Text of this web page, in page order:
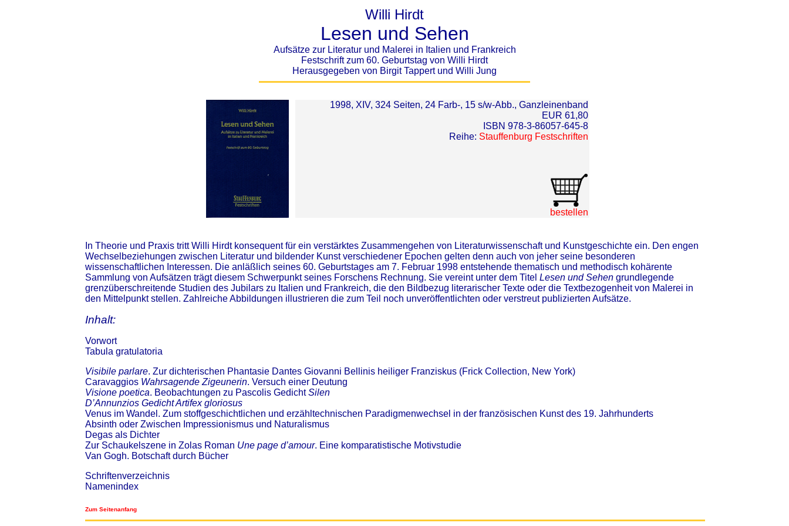
Willi Hirdt
Lesen und Sehen
Aufsätze zur Literatur und Malerei in Italien und Frankreich
Festschrift zum 60. Geburtstag von Willi Hirdt
Herausgegeben von Birgit Tappert und Willi Jung
1998, XIV, 324 Seiten, 24 Farb-, 15 s/w-Abb., Ganzleinenband
EUR 61,80
ISBN 978-3-86057-645-8
Reihe: Stauffenburg Festschriften
bestellen
In Theorie und Praxis tritt Willi Hirdt konsequent für ein verstärktes Zusammengehen von Literaturwissenschaft und Kunstgeschichte ein. Den engen
Wechselbeziehungen zwischen Literatur und bildender Kunst verschiedener Epochen gelten denn auch von jeher seine besonderen
wissenschaftlichen Interessen. Die anläßlich seines 60. Geburtstages am 7. Februar 1998 entstehende thematisch und methodisch kohärente
Sammlung von Aufsätzen trägt diesem Schwerpunkt seines Forschens Rechnung. Sie vereint unter dem Titel Lesen und Sehengrundlegende
grenzüberschreitende Studien des Jubilars zu Italien und Frankreich, die den Bildbezug literarischer Texte oder die Textbezogenheit von Malerei in
den Mittelpunkt stellen. Zahlreiche Abbildungen illustrieren die zum Teil noch unveröffentlichten oder verstreut publizierten Aufsätze.
Inhalt:
Vorwort
Tabula gratulatoria
Visibile parlare. Zur dichterischen Phantasie Dantes Giovanni Bellinis heiliger Franziskus (Frick Collection, New York)
Caravaggios Wahrsagende Zigeunerin. Versuch einer Deutung
Visione poetica. Beobachtungen zu Pascolis GedichtSilen
D’Annunzios Gedicht Artifex gloriosus
Venus im Wandel. Zum stoffgeschichtlichen und erzähltechnischen Paradigmenwechsel in der französischen Kunst des 19. Jahrhunderts
Absinth oder Zwischen Impressionismus und Naturalismus
Degas als Dichter
Zur Schaukelszene in Zolas Roman Une page d’amour. Eine komparatistische Motivstudie
Van Gogh. Botschaft durch Bücher
Schriftenverzeichnis
Namenindex
Zum Seitenanfang